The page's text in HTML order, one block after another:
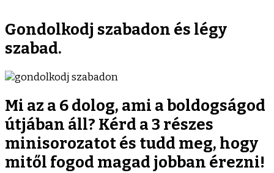
Gondolkodj szabadon és légy
szabad.
Mi az a 6 dolog, ami a boldogságod
útjában áll? Kérd a 3 részes
minisorozatot és tudd meg, hogy
mitől fogod magad jobban érezni!